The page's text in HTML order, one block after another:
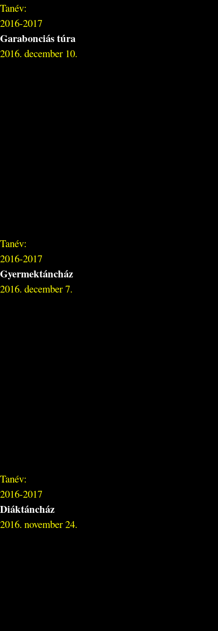
Tanév:
2016-2017
Garabonciás túra
2016. december 10.
Tanév:
2016-2017
Gyermektáncház
2016. december 7.
Tanév:
2016-2017
Diáktáncház
2016. november 24.